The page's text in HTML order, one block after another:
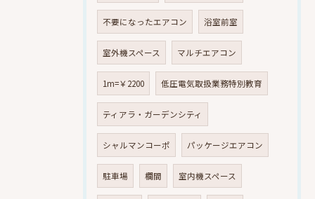
不要になったエアコン 浴室前室
室外機スペース マルチエアコン
1m=￥2200 低圧電気取扱業務特別教育
ティアラ・ガーデンシティ
シャルマンコーポ パッケージエアコン
駐車場 欄間 室内機スペース